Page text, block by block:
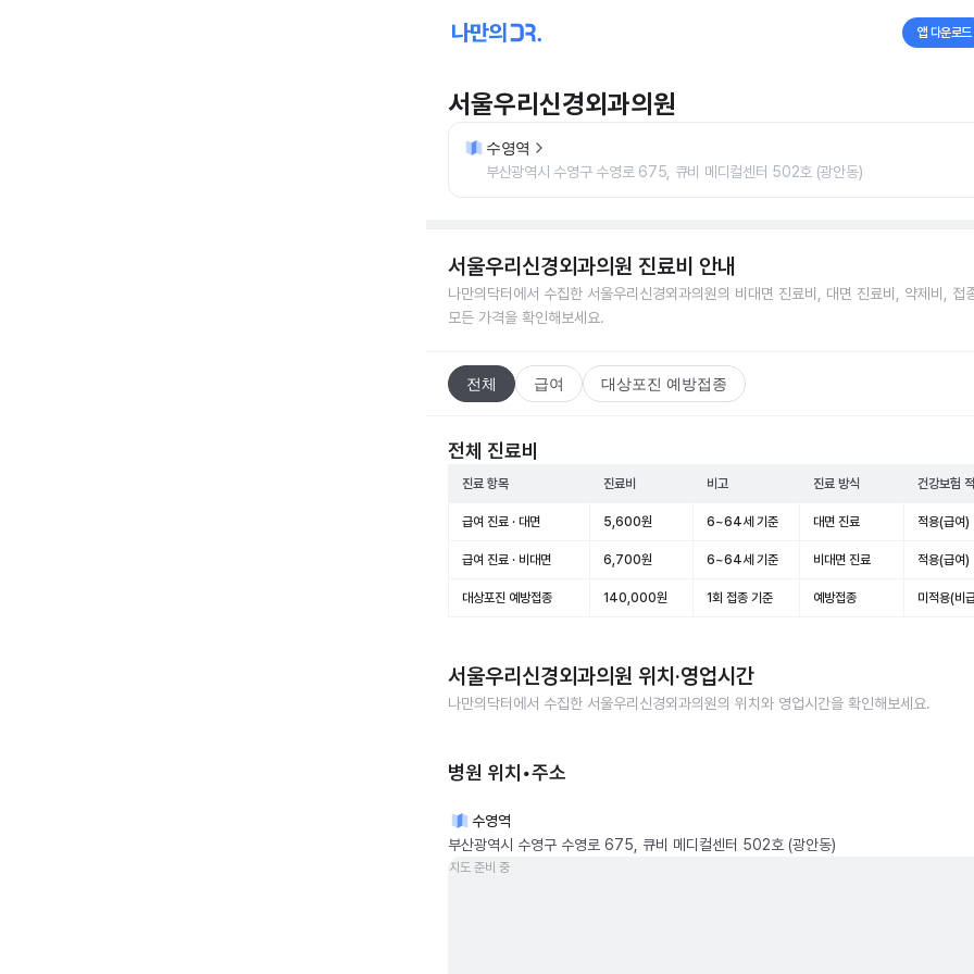
앱 다운로드
서울우리신경외과의원
수영역
부산광역시 수영구 수영로 675, 큐비 메디컬센터 502호 (광안동)
서울우리신경외과의원 진료비 안내
나만의닥터에서 수집한 서울우리신경외과의원의 비대면 진료비, 대면 진료비, 약제비, 접
모든 가격을 확인해보세요.
전체 급여 대상포진 예방접종
전체 진료비
진료 항목 진료비 비고 진료 방식 건강보험
급여 진료 · 대면 5,600원 6~64세 기준 대면 진료 적용(급여)
급여 진료 · 비대면 6,700원 6~64세 기준 비대면 진료 적용(급여)
대상포진 예방접종 140,000원 1회 접종 기준 예방접종 미적용(비
서울우리신경외과의원 위치·영업시간
나만의닥터에서 수집한 서울우리신경외과의원의 위치와 영업시간을 확인해보세요.
병원 위치•주소
수영역
부산광역시 수영구 수영로 675, 큐비 메디컬센터 502호 (광안동)
지도 준비 중